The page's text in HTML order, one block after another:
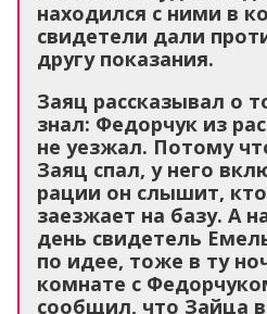
находился с ними в
свидетели дали
другу показания.
Заяц рассказывал о
знал: Федорчук из
не уезжал. Потому
Заяц спал, у него
рации он слышит,
заезжает на базу. А
день свидетель
по идее, тоже в ту
комнате с
сообщил, что Зайца